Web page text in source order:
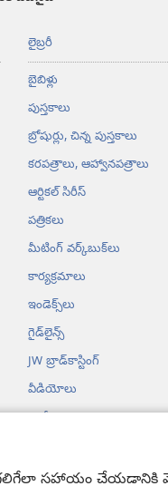
సహాయం చేయడానికి
లైబ్రరీ
బైబిళ్లు
పుస్తకాలు
బ్రోషుర్లు, చిన్న పుస్తకాలు
కరపత్రాలు, ఆహ్వానపత్రాలు
ఆర్టికల్‌ సిరీస్‌
పత్రికలు
మీటింగ్‌ వర్క్‌బుక్‌లు
కార్యక్రమాలు
ఇండెక్స్‌లు
గైడ్‌లైన్స్‌
JW బ్రాడ్‌‌కాస్టింగ్‌‌
వీడియోలు
సంగీతం
నాటకరూపంలో సాగే బైబిలు